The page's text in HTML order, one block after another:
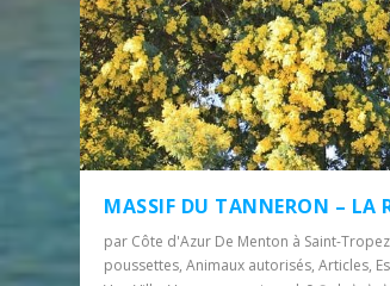
MASSIF DU TANNERON – LA
par Côte d'Azur De Menton à Saint-Tropez
poussettes,Animaux autorisés,Articles,